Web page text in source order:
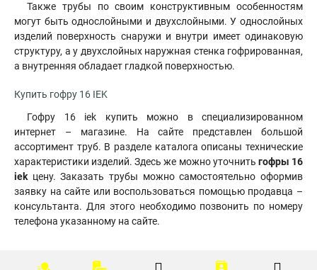
Также трубы по своим конструктивным особенностям
могут быть однослойными и двухслойными. У однослойных
изделий поверхность снаружи и внутри имеет одинаковую
структуру, а у двухслойных наружная стенка гофрированная,
а внутренняя обладает гладкой поверхностью.
Купить гофру 16 IEK
Гофру 16 iek купить можно в специализированном
интернет – магазине. На сайте представлен большой
ассортимент труб. В разделе каталога описаны технические
характеристики изделий. Здесь же можно уточнить гофры 16
iek цену. Заказать трубы можно самостоятельно оформив
заявку на сайте или воспользоваться помощью продавца –
консультанта. Для этого необходимо позвонить по номеру
телефона указанному на сайте.